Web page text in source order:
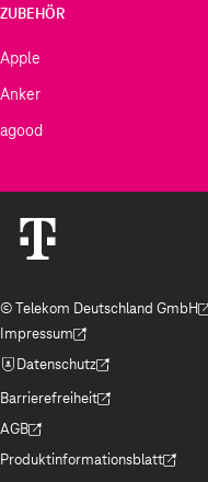
ZUBEHÖR
Apple
Anker
agood
© Telekom Deutschland GmbH
(Der Link wird in einem neuen
Impressum
(Der Link wird in einem neuen
Datenschutz
(Der Link wird in einem neuen
Barrierefreiheit
(Der Link wird in einem neuen
AGB
(Der Link wird in einem neuen
Produktinformationsblatt
(Der Link wird in einem neuen